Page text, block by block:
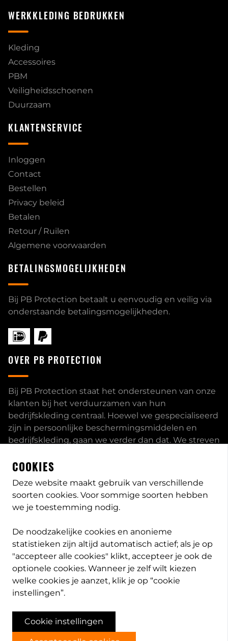
WERKKLEDING BEDRUKKEN
Kleding
Accessoires
PBM
Veiligheidsschoenen
Duurzaam
KLANTENSERVICE
Inloggen
Contact
Bestellen
Privacy beleid
Betalen
Retour / Ruilen
Algemene voorwaarden
BETALINGSMOGELIJKHEDEN
Bij PB Protection betaalt u eenvoudig en veilig via
onderstaande betalingsmogelijkheden.
OVER PB PROTECTION
Bij PB Protection staat het ondersteunen van onze
klanten bij het verduurzamen van hun
bedrijfskleding centraal. Hoewel we gespecialiseerd
zijn in persoonlijke beschermingsmiddelen en
bedrijfskleding, gaan we verder dan dat. We streven
bieden een uitgebreid servicepakket aan, inclusief
Dit zijn enkele van onze mogelijkheden. Heeft u
speciale wensen, neemcontact
PB-Protection
info@pb-protection.nl
040 2063026
COOKIES
Deze website maakt gebruik van verschillende
soorten cookies. Voor sommige soorten hebben
we je toestemming nodig.
De noodzakelijke cookies en anonieme
statistieken zijn altijd automatisch actief; als je op
"accepteer alle cookies" klikt, accepteer je ook de
optionele cookies. Wanneer je zelf wilt kiezen
welke cookies je aanzet, klik je op “cookie
instellingen”.
Cookie instellingen